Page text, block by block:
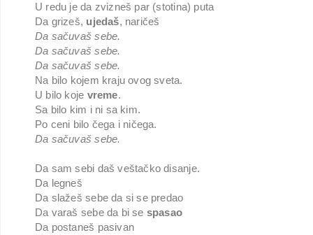
U redu je da zvizneš par (stotina) puta
Da grizeš, ujedaš, naričeš
Da sačuvaš sebe.
Da sačuvaš sebe.
Da sačuvaš sebe.
Na bilo kojem kraju ovog sveta.
U bilo koje vreme.
Sa bilo kim i ni sa kim.
Po ceni bilo čega i ničega.
Da sačuvaš sebe.
Da sam sebi daš veštačko disanje.
Da legneš
Da slažeš sebe da si se predao
Da varaš sebe da bi se spasao
Da postaneš pasivan